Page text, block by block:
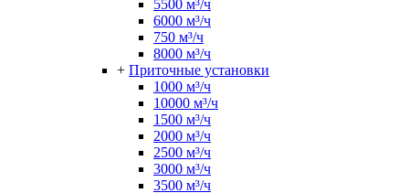
5500 м³/ч
6000 м³/ч
750 м³/ч
8000 м³/ч
+ Приточные установки
1000 м³/ч
10000 м³/ч
1500 м³/ч
2000 м³/ч
2500 м³/ч
3000 м³/ч
3500 м³/ч